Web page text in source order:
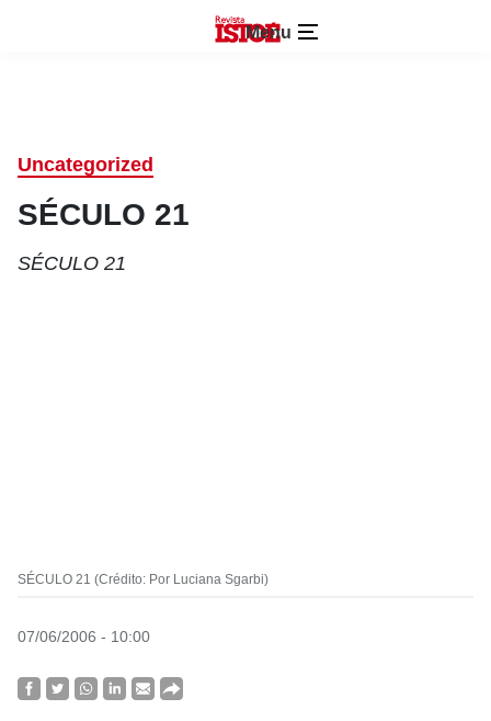
Menu
Uncategorized
SÉCULO 21
SÉCULO 21
SÉCULO 21 (Crédito: Por Luciana Sgarbi)
07/06/2006 - 10:00